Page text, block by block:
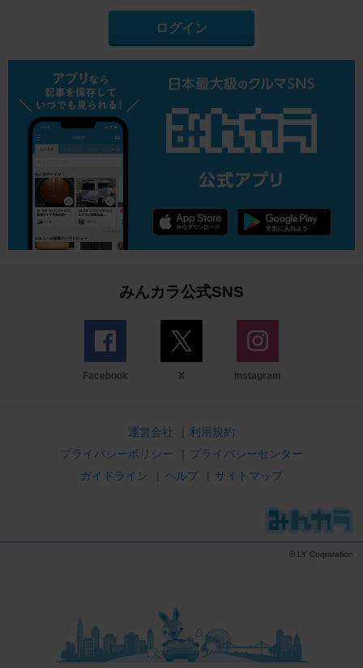
ログイン
みんカラ公式SNS
Facebook X Instagram
運営会社 | 利用規約
プライバシーポリシー
| プライバシーセンター
ガイドライン
| ヘルプ | サイトマップ
© LY Corporation